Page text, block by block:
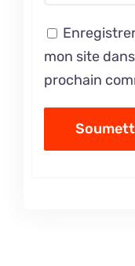
mon site
prochain